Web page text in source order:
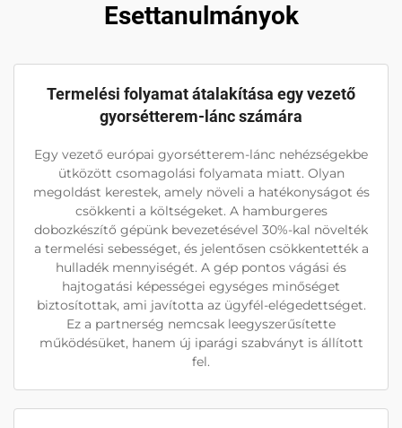
Esettanulmányok
Termelési folyamat átalakítása egy vezető
gyorsétterem-lánc számára
Egy vezető európai gyorsétterem-lánc nehézségekbe
ütközött csomagolási folyamata miatt. Olyan
megoldást kerestek, amely növeli a hatékonyságot és
csökkenti a költségeket. A hamburgeres
dobozkészítő gépünk bevezetésével 30%-kal növelték
a termelési sebességet, és jelentősen csökkentették a
hulladék mennyiségét. A gép pontos vágási és
hajtogatási képességei egységes minőséget
biztosítottak, ami javította az ügyfél-elégedettséget.
Ez a partnerség nemcsak leegyszerűsítette
működésüket, hanem új iparági szabványt is állított
fel.